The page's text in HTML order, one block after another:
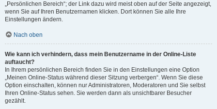
„Persönlichen Bereich“; der Link dazu wird meist oben auf der Seite angezeigt,
wenn Sie auf Ihren Benutzernamen klicken. Dort können Sie alle Ihre
Einstellungen ändern.
Nach oben
Wie kann ich verhindern, dass mein Benutzername in der Online-Liste
auftaucht?
In Ihrem persönlichen Bereich finden Sie in den Einstellungen eine Option
„Meinen Online-Status während dieser Sitzung verbergen“. Wenn Sie diese
Option einschalten, können nur Administratoren, Moderatoren und Sie selbst
Ihren Online-Status sehen. Sie werden dann als unsichtbarer Besucher
gezählt.